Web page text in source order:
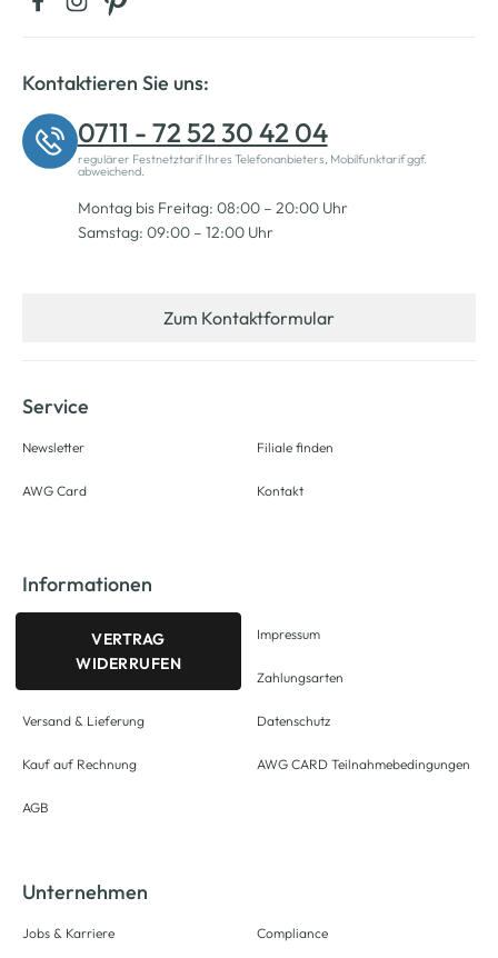
Kontaktieren Sie uns:
0711 - 72 52 30 42 04
regulärer Festnetztarif Ihres Telefonanbieters, Mobilfunktarif ggf.
abweichend.
Montag bis Freitag: 08:00 – 20:00 Uhr
Samstag: 09:00 – 12:00 Uhr
Zum Kontaktformular
Service
Newsletter
AWG Card
Filiale finden
Kontakt
Informationen
VERTRAG
WIDERRUFEN
Versand & Lieferung
Kauf auf Rechnung
AGB
Impressum
Zahlungsarten
Datenschutz
AWG CARD Teilnahmebedingungen
Unternehmen
Jobs & Karriere Compliance